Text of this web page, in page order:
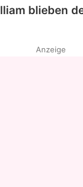
blieben
Anzeige